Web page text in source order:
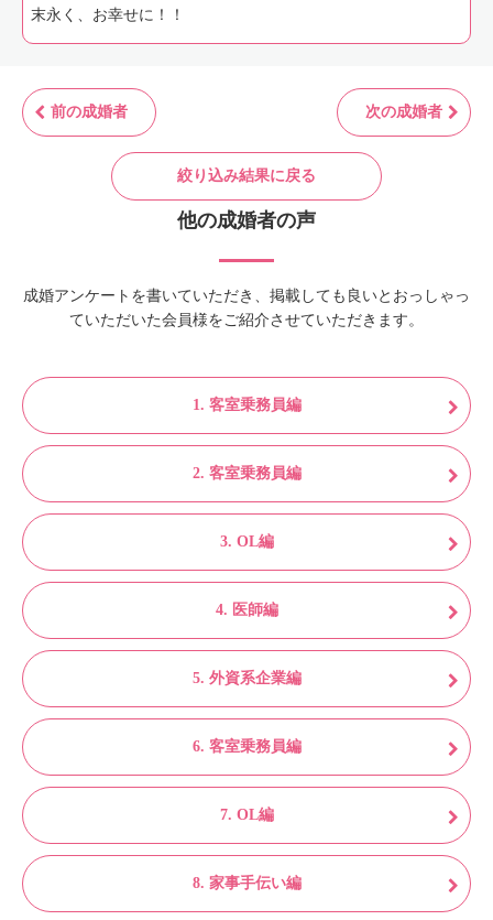
末永く、お幸せに！！
前の成婚者 次の成婚者
絞り込み結果に戻る
他の成婚者の声
成婚アンケートを書いていただき、掲載しても良いとおっしゃっ
ていただいた会員様をご紹介させていただきます。
1. 客室乗務員編
2. 客室乗務員編
3. OL編
4. 医師編
5. 外資系企業編
6. 客室乗務員編
7. OL編
8. 家事手伝い編